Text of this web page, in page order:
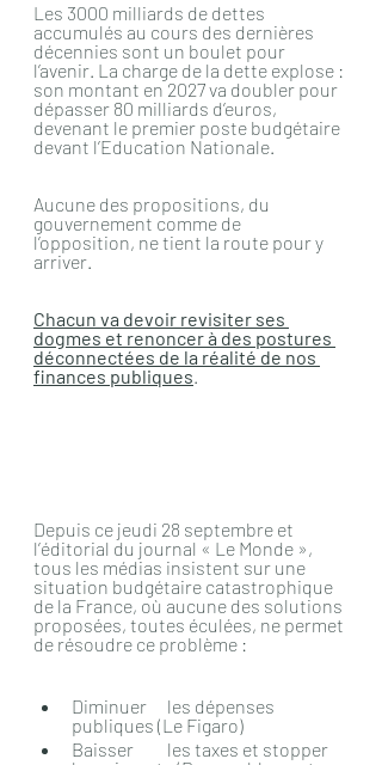
Les 3000 milliards de dettes
accumulés au cours des dernières
décennies sont un boulet pour
l’avenir. La charge de la dette explose :
son montant en 2027 va doubler pour
dépasser 80 milliards d’euros,
devenant le premier poste budgétaire
devant l’Education Nationale.
Aucune des propositions, du
gouvernement comme de
l’opposition, ne tient la route pour y
arriver.
Chacun va devoir revisiter ses
dogmes et renoncer à des postures
déconnectées de la réalité de nos
finances publiques.
Depuis ce jeudi 28 septembre et
l’éditorial du journal « Le Monde »,
tous les médias insistent sur une
situation budgétaire catastrophique
de la France, où aucune des solutions
proposées, toutes éculées, ne permet
de résoudre ce problème :
Diminuer 	les dépenses
publiques (Le Figaro)
Baisser 	les taxes et stopper